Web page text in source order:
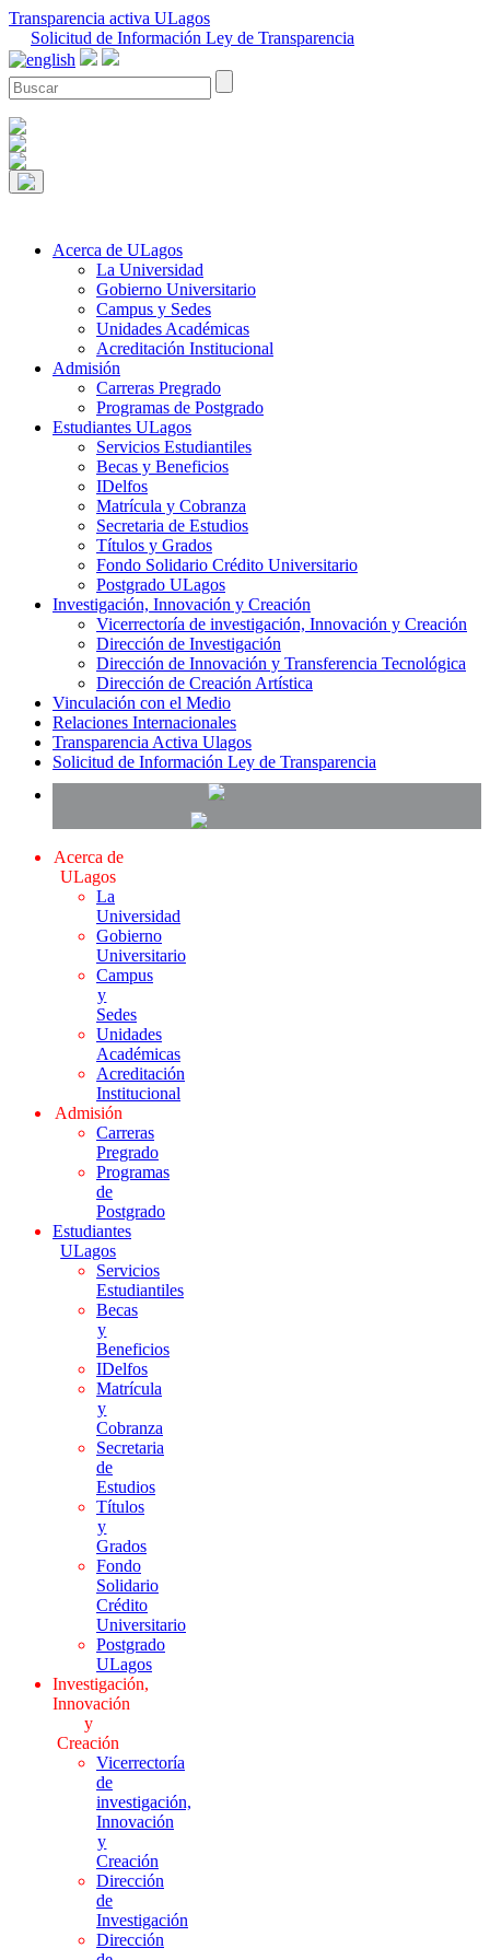
Transparencia activa ULagos
Solicitud de Información Ley de Transparencia
Acerca de ULagos
La Universidad
Gobierno Universitario
Campus y Sedes
Unidades Académicas
Acreditación Institucional
Admisión
Carreras Pregrado
Programas de Postgrado
Estudiantes ULagos
Servicios Estudiantiles
Becas y Beneficios
IDelfos
Matrícula y Cobranza
Secretaria de Estudios
Títulos y Grados
Fondo Solidario Crédito Universitario
Postgrado ULagos
Investigación, Innovación y Creación
Vicerrectoría de investigación, Innovación y Creación
Dirección de Investigación
Dirección de Innovación y Transferencia Tecnológica
Dirección de Creación Artística
Vinculación con el Medio
Relaciones Internacionales
Transparencia Activa Ulagos
Solicitud de Información Ley de Transparencia
Acerca de
ULagos
La
Universidad
Gobierno
Universitario
Campus
y
Sedes
Unidades
Académicas
Acreditación
Institucional
Admisión
Carreras
Pregrado
Programas
de
Postgrado
Estudiantes
ULagos
Servicios
Estudiantiles
Becas
y
Beneficios
IDelfos
Matrícula
y
Cobranza
Secretaria
de
Estudios
Títulos
y
Grados
Fondo
Solidario
Crédito
Universitario
Postgrado
ULagos
Investigación,
Innovación
y
Creación
Vicerrectoría
de
investigación,
Innovación
y
Creación
Dirección
de
Investigación
Dirección